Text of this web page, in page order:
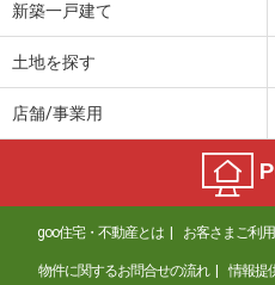
新築一戸建て
土地を探す
店舗/事業用
goo住宅・不動産とは お客さまご利
物件に関するお問合せの流れ 情報提